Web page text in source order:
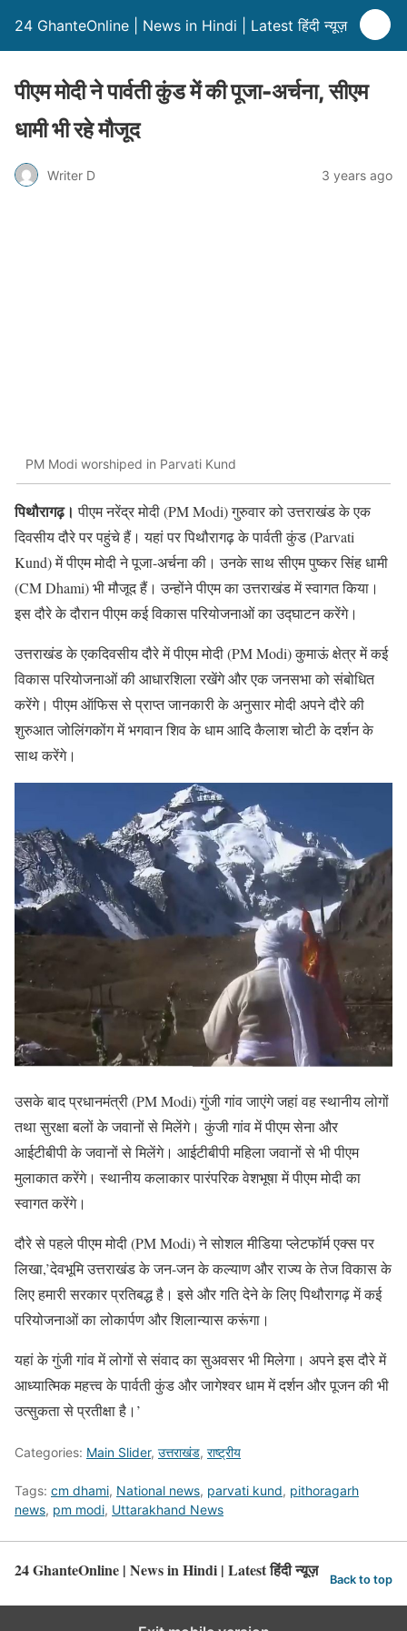
24 GhanteOnline | News in Hindi | Latest हिंदी न्यूज़
पीएम मोदी ने पार्वती कुंड में की पूजा-अर्चना, सीएम
धामी भी रहे मौजूद
Writer D 3 years ago
PM Modi worshiped in Parvati Kund
पिथौरागढ़। पीएम नरेंद्र मोदी (PM Modi) गुरुवार को उत्तराखंड के एक
दिवसीय दौरे पर पहुंचे हैं। यहां पर पिथौरागढ़ के पार्वती कुंड (Parvati
Kund) में पीएम मोदी ने पूजा-अर्चना की। उनके साथ सीएम पुष्कर सिंह धामी
(CM Dhami) भी मौजूद हैं। उन्होंने पीएम का उत्तराखंड में स्वागत किया।
इस दौरे के दौरान पीएम कई विकास परियोजनाओं का उद्घाटन करेंगे।
उत्तराखंड के एकदिवसीय दौरे में पीएम मोदी (PM Modi) कुमाऊं क्षेत्र में कई
विकास परियोजनाओं की आधारशिला रखेंगे और एक जनसभा को संबोधित
करेंगे। पीएम ऑफिस से प्राप्त जानकारी के अनुसार मोदी अपने दौरे की
शुरुआत जोलिंगकोंग में भगवान शिव के धाम आदि कैलाश चोटी के दर्शन के
साथ करेंगे।
उसके बाद प्रधानमंत्री (PM Modi) गुंजी गांव जाएंगे जहां वह स्थानीय लोगों
तथा सुरक्षा बलों के जवानों से मिलेंगे। कुंजी गांव में पीएम सेना और
आईटीबीपी के जवानों से मिलेंगे। आईटीबीपी महिला जवानों से भी पीएम
मुलाकात करेंगे। स्थानीय कलाकार पारंपरिक वेशभूषा में पीएम मोदी का
स्वागत करेंगे।
दौरे से पहले पीएम मोदी (PM Modi) ने सोशल मीडिया प्लेटफॉर्म एक्स पर
लिखा,’देवभूमि उत्तराखंड के जन-जन के कल्याण और राज्य के तेज विकास के
लिए हमारी सरकार प्रतिबद्ध है। इसे और गति देने के लिए पिथौरागढ़ में कई
परियोजनाओं का लोकार्पण और शिलान्यास करूंगा।
यहां के गुंजी गांव में लोगों से संवाद का सुअवसर भी मिलेगा। अपने इस दौरे में
आध्यात्मिक महत्त्व के पार्वती कुंड और जागेश्वर धाम में दर्शन और पूजन की भी
उत्सुकता से प्रतीक्षा है।’
Categories: Main Slider, उत्तराखंड, राष्ट्रीय
Tags: cm dhami, National news, parvati kund, pithoragarh
news, pm modi, Uttarakhand News
24 GhanteOnline | News in Hindi | Latest हिंदी न्यूज़ Back to top